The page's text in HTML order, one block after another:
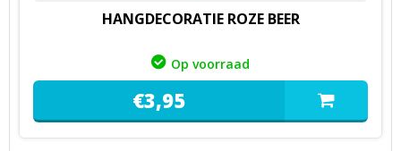
HANGDECORATIE ROZE BEER
Op voorraad
€3,95